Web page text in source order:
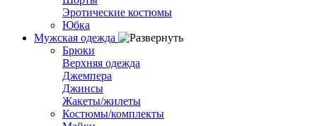
Эротические костюмы
Юбка
Мужская одежда
Брюки
Верхняя одежда
Джемпера
Джинсы
Жакеты/жилеты
Костюмы/комплекты